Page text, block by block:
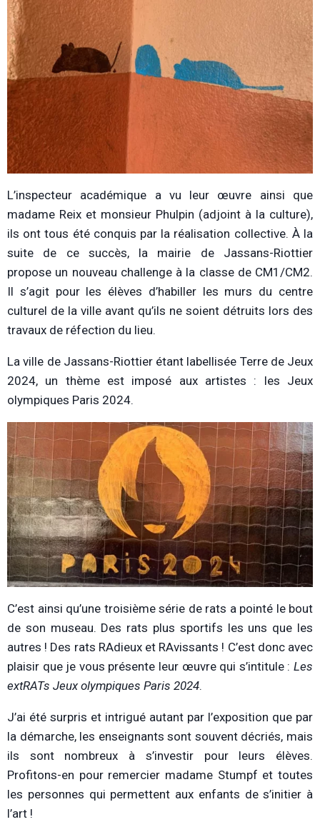
L’inspecteur académique a vu leur œuvre ainsi que
madame Reix et monsieur Phulpin (adjoint à la culture),
ils ont tous été conquis par la réalisation collective. À la
suite de ce succès, la mairie de Jassans-Riottier
propose un nouveau challenge à la classe de CM1/CM2.
Il s’agit pour les élèves d’habiller les murs du centre
culturel de la ville avant qu’ils ne soient détruits lors des
travaux de réfection du lieu.
La ville de Jassans-Riottier étant labellisée Terre de Jeux
2024, un thème est imposé aux artistes : les Jeux
olympiques Paris 2024.
C’est ainsi qu’une troisième série de rats a pointé le bout
de son museau. Des rats plus sportifs les uns que les
autres ! Des rats RAdieux et RAvissants ! C’est donc avec
plaisir que je vous présente leur œuvre qui s’intitule : Les
extRATs Jeux olympiques Paris 2024.
J’ai été surpris et intrigué autant par l’exposition que par
la démarche, les enseignants sont souvent décriés, mais
ils sont nombreux à s’investir pour leurs élèves.
Profitons-en pour remercier madame Stumpf et toutes
les personnes qui permettent aux enfants de s’initier à
l’art !